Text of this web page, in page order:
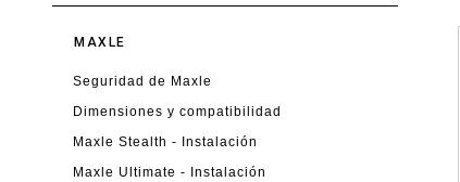
MAXLE
Seguridad de Maxle
Dimensiones y compatibilidad
Maxle Stealth - Instalación
Maxle Ultimate - Instalación